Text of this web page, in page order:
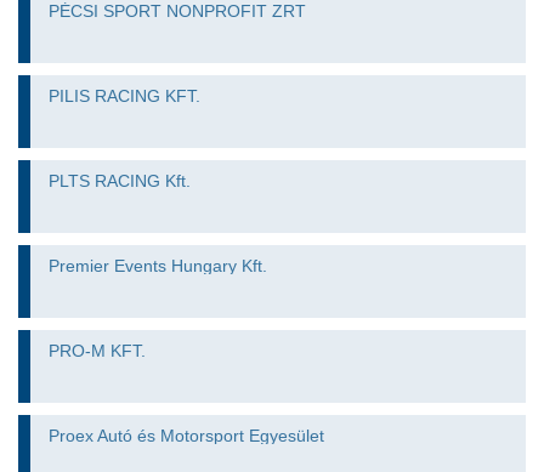
PÉCSI SPORT NONPROFIT ZRT
PILIS RACING KFT.
PLTS RACING Kft.
Premier Events Hungary Kft.
PRO-M KFT.
Proex Autó és Motorsport Egyesület